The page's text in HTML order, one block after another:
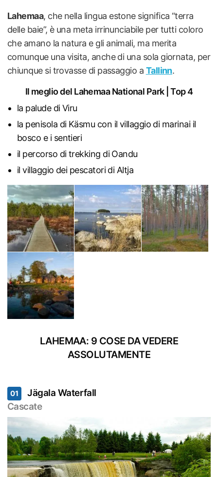
Lahemaa, che nella lingua estone significa “terra
delle baie”, è una meta irrinunciabile per tutti coloro
che amano la natura e gli animali, ma merita
comunque una visita, anche di una sola giornata, per
chiunque si trovasse di passaggio a Tallinn.
Il meglio del Lahemaa National Park | Top 4
la palude di Viru
la penisola di Käsmu con il villaggio di marinai il
bosco e i sentieri
il percorso di trekking di Oandu
il villaggio dei pescatori di Altja
LAHEMAA: 9 COSE DA VEDERE
ASSOLUTAMENTE
01
Jägala Waterfall
Cascate